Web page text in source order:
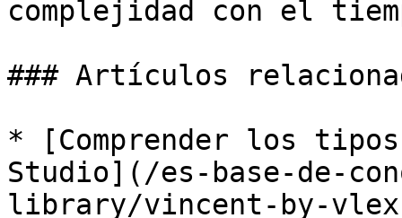
complejidad con el
### Artículos
* [Comprender los
Studio](/es-base-de-
library/vincent-by-